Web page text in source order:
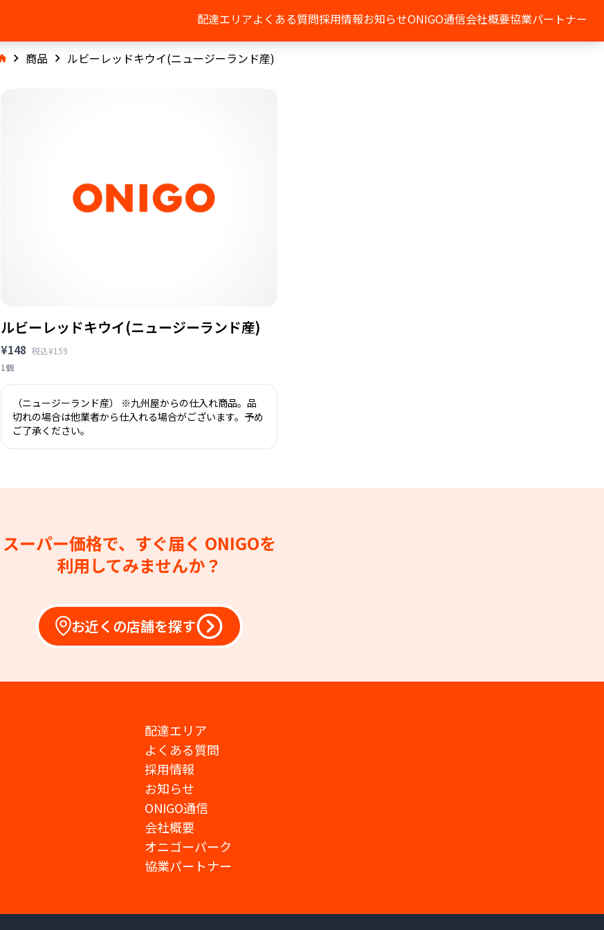
配達エリアよくある質問採用情報お知らせONIGO通信会社概要協業パートナー
商品 ルビーレッドキウイ(ニュージーランド産)
ルビーレッドキウイ(ニュージーランド産)
¥148 税込¥159
1個
（ニュージーランド産） ※九州屋からの仕入れ商品。品
切れの場合は他業者から仕入れる場合がございます。予め
ご了承ください。
スーパー価格で、すぐ届く ONIGOを
利用してみませんか？
お近くの店舗を探す
配達エリア
よくある質問
採用情報
お知らせ
ONIGO通信
会社概要
オニゴーパーク
協業パートナー